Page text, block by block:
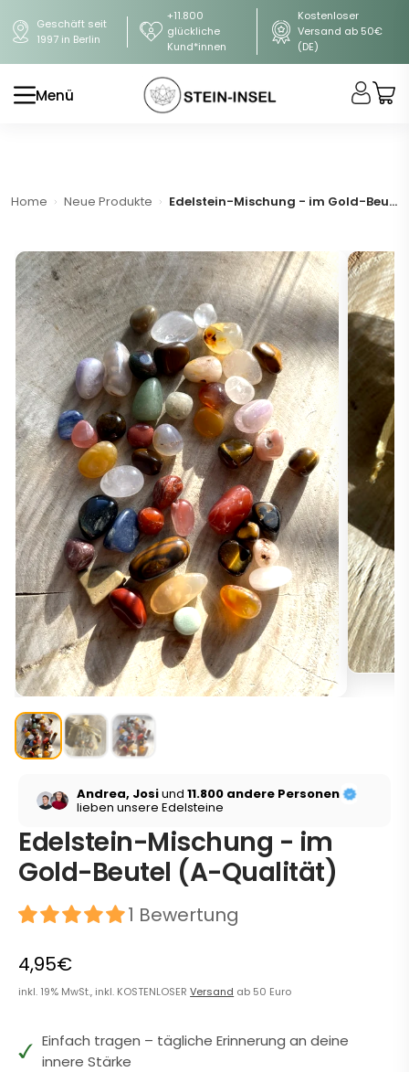
Geschäft seit
1997 in Berlin
+11.800
glückliche
Kund*innen
Kostenloser
Versand ab 50€
(DE)
Menü
Home Neue Produkte Edelstein-Mischung - im Gold-Beutel (A-Qualität)
Andrea, Josiund11.800 andere Personen
lieben unsere Edelsteine
Edelstein-Mischung - im
Gold-Beutel (A-Qualität)
1 Bewertung
4,95€
inkl. 19% MwSt., inkl. KOSTENLOSERVersand ab 50 Euro
Einfach tragen – tägliche Erinnerung an deine
innere Stärke